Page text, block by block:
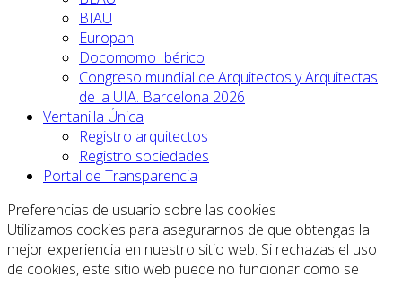
BIAU
Europan
Docomomo Ibérico
Congreso mundial de Arquitectos y Arquitectas
de la UIA. Barcelona 2026
Ventanilla Única
Registro arquitectos
Registro sociedades
Portal de Transparencia
Preferencias de usuario sobre las cookies
Utilizamos cookies para asegurarnos de que obtengas la
mejor experiencia en nuestro sitio web. Si rechazas el uso
de cookies, este sitio web puede no funcionar como se